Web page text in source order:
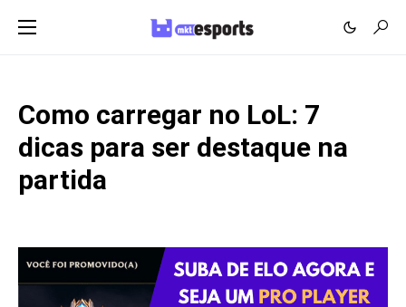
Como carregar no LoL: 7
dicas para ser destaque na
partida